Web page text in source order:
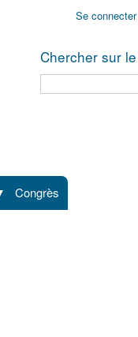
Se connecter
Chercher sur
Congrès